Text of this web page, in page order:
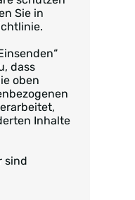
Sie in
dass
oben
Inhalte
sind